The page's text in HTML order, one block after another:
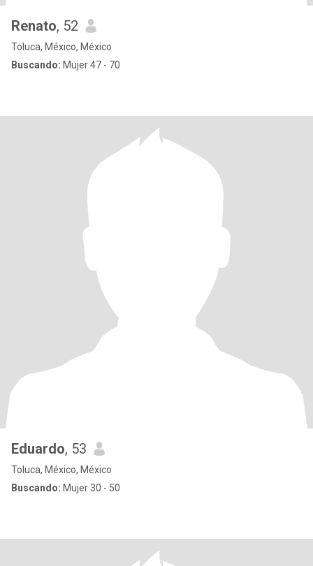
Renato, 52
Toluca, México, México
Buscando: Mujer 47 - 70
Eduardo, 53
Toluca, México, México
Buscando: Mujer 30 - 50